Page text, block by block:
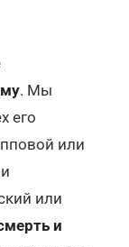
. Мы
его
или
или
и